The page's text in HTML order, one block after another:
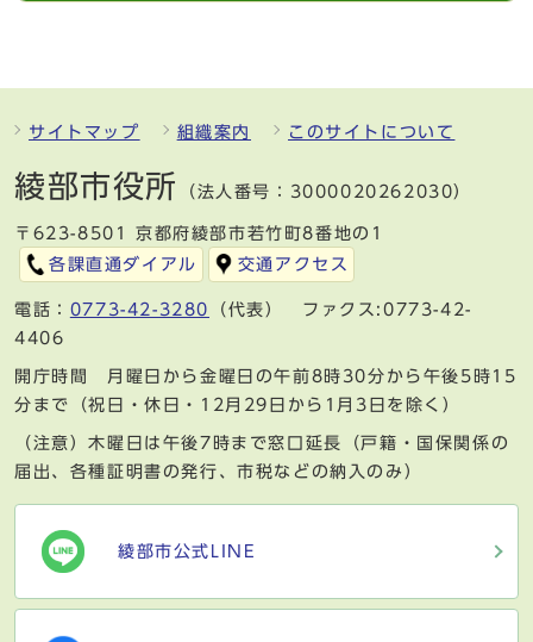
サイトマップ 組織案内 このサイトについて
綾部市役所 （法人番号：3000020262030）
〒623-8501 京都府綾部市若竹町8番地の1
各課直通ダイアル
交通アクセス
電話： 0773-42-3280
（代表） ファクス:0773-42-
4406
開庁時間 月曜日から金曜日の午前8時30分から午後5時15
分まで（祝日・休日・12月29日から1月3日を除く）
（注意）木曜日は午後7時まで窓口延長（戸籍・国保関係の
届出、各種証明書の発行、市税などの納入のみ）
綾部市公式LINE